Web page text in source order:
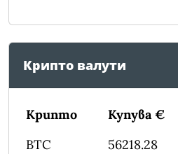
Крипто валути
Крипто Купува €
BTC
56218.28